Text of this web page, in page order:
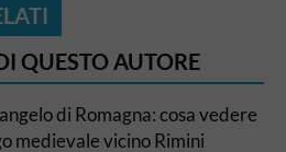
QUESTO AUTORE
di Romagna: cosa vedere
medievale vicino Rimini